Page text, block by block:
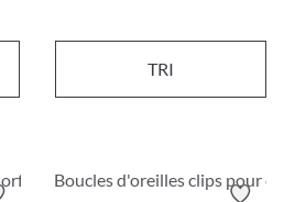
TRI
Ensemble de bracelets pour
Kids
Boucles d'oreilles clips pour